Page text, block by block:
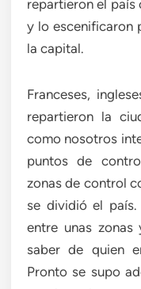
repartieron el país
y lo escenificaron
la capital.
Franceses,
repartieron la
como nosotros
puntos de
zonas de control
se dividió el país.
entre unas
saber de quien
Pronto se supo